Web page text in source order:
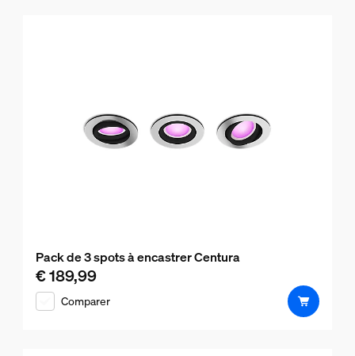
Pack de 3 spots à encastrer Centura
Le prix actuel est € 189,99
€ 189,99
Comparer